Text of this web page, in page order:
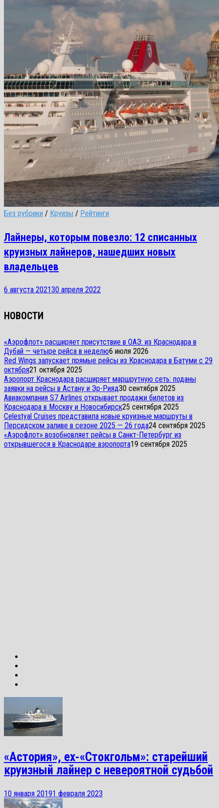
Без рубрики / Круизы / Рейтинги
Лайнеры, которым повезло: 12 списанных
круизных лайнеров, нашедших новых
владельцев
6 августа 202130 апреля 2022
НОВОСТИ
«Аэрофлот» расширяет присутствие в ОАЭ: из Краснодара в
Дубай — четыре рейса в неделю6 июля 2026
Red Wings запускает прямые рейсы из Краснодара в Батуми с 29
октября21 октября 2025
Аэропорт Краснодара расширяет маршрутную сеть: поданы
заявки на рейсы в Астану и Эр-Рияд30 сентября 2025
Авиакомпания S7 Airlines открывает продажи билетов из
Краснодара в Москву и Новосибирск25 сентября 2025
Celestyal Cruises представила новые круизные маршруты в
Персидском заливе в сезоне 2025 — 26 года24 сентября 2025
«Аэрофлот» возобновляет рейсы в Санкт-Петербург из
открывшегося в Краснодаре аэропорта19 сентября 2025
«Астория», ex-«Стокгольм»: старейший
круизный лайнер с невероятной судьбой
10 января 20191 февраля 2023